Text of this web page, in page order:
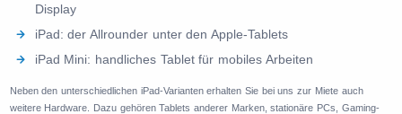
Display
iPad: der Allrounder unter den Apple-Tablets
iPad Mini: handliches Tablet für mobiles Arbeiten
Neben den unterschiedlichen iPad-Varianten erhalten Sie bei uns zur Miete auch
weitere Hardware. Dazu gehören Tablets anderer Marken, stationäre PCs, Gaming-